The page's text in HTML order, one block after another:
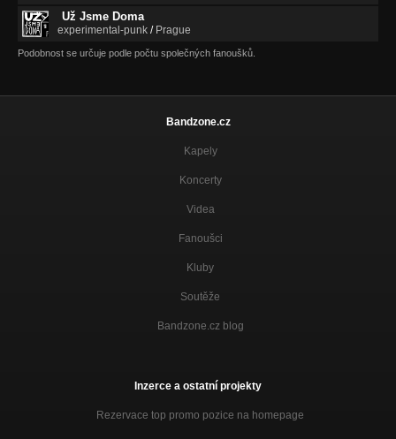
Už Jsme Doma
experimental-punk / Prague
Podobnost se určuje podle počtu společných fanoušků.
Bandzone.cz
Kapely
Koncerty
Videa
Fanoušci
Kluby
Soutěže
Bandzone.cz blog
Inzerce a ostatní projekty
Rezervace top promo pozice na homepage